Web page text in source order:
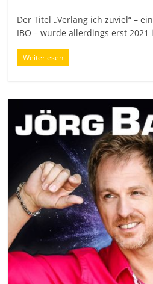
Der Titel „Verlang ich zuviel“ –
IBO – wurde allerdings erst 2021
Weiterlesen